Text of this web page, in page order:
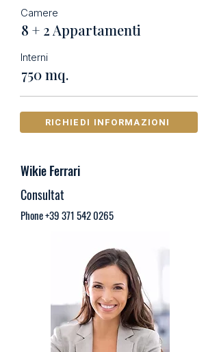
Camere
8 + 2 Appartamenti
Interni
750 mq.
RICHIEDI INFORMAZIONI
Wikie Ferrari
Consultat
Phone+39 371 542 0265